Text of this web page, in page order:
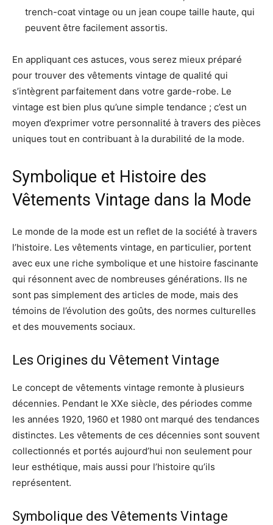
trench-coat vintage ou un jean coupe taille haute, qui
peuvent être facilement assortis.
En appliquant ces astuces, vous serez mieux préparé
pour trouver des vêtements vintage de qualité qui
s’intègrent parfaitement dans votre garde-robe. Le
vintage est bien plus qu’une simple tendance ; c’est un
moyen d’exprimer votre personnalité à travers des pièces
uniques tout en contribuant à la durabilité de la mode.
Symbolique et Histoire des
Vêtements Vintage dans la Mode
Le monde de la mode est un reflet de la société à travers
l’histoire. Les vêtements vintage, en particulier, portent
avec eux une riche symbolique et une histoire fascinante
qui résonnent avec de nombreuses générations. Ils ne
sont pas simplement des articles de mode, mais des
témoins de l’évolution des goûts, des normes culturelles
et des mouvements sociaux.
Les Origines du Vêtement Vintage
Le concept de vêtements vintage remonte à plusieurs
décennies. Pendant le XXe siècle, des périodes comme
les années 1920, 1960 et 1980 ont marqué des tendances
distinctes. Les vêtements de ces décennies sont souvent
collectionnés et portés aujourd’hui non seulement pour
leur esthétique, mais aussi pour l’histoire qu’ils
représentent.
Symbolique des Vêtements Vintage